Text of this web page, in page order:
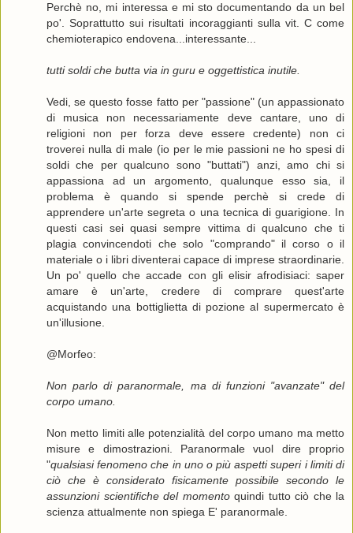
Perchè no, mi interessa e mi sto documentando da un bel
po'. Soprattutto sui risultati incoraggianti sulla vit. C come
chemioterapico endovena...interessante...
tutti soldi che butta via in guru e oggettistica inutile.
Vedi, se questo fosse fatto per "passione" (un appassionato
di musica non necessariamente deve cantare, uno di
religioni non per forza deve essere credente) non ci
troverei nulla di male (io per le mie passioni ne ho spesi di
soldi che per qualcuno sono "buttati") anzi, amo chi si
appassiona ad un argomento, qualunque esso sia, il
problema è quando si spende perchè si crede di
apprendere un'arte segreta o una tecnica di guarigione. In
questi casi sei quasi sempre vittima di qualcuno che ti
plagia convincendoti che solo "comprando" il corso o il
materiale o i libri diventerai capace di imprese straordinarie.
Un po' quello che accade con gli elisir afrodisiaci: saper
amare è un'arte, credere di comprare quest'arte
acquistando una bottiglietta di pozione al supermercato è
un'illusione.
@Morfeo:
Non parlo di paranormale, ma di funzioni "avanzate" del
corpo umano.
Non metto limiti alle potenzialità del corpo umano ma metto
misure e dimostrazioni. Paranormale vuol dire proprio
"qualsiasi fenomeno che in uno o più aspetti superi i limiti di
ciò che è considerato fisicamente possibile secondo le
assunzioni scientifiche del momentoquindi tutto ciò che la
scienza attualmente non spiega E' paranormale.